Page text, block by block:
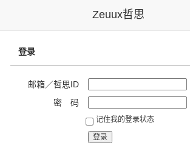
Zeuux哲思
登录
邮箱／哲思ID
密 码
记住我的登录状态